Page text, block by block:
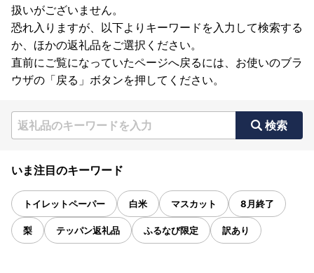
扱いがございません。
恐れ入りますが、以下よりキーワードを入力して検索する
か、ほかの返礼品をご選択ください。
直前にご覧になっていたページへ戻るには、お使いのブラ
ウザの「戻る」ボタンを押してください。
検索
いま注目のキーワード
トイレットペーパー 白米 マスカット 8月終了
梨 テッパン返礼品 ふるなび限定 訳あり